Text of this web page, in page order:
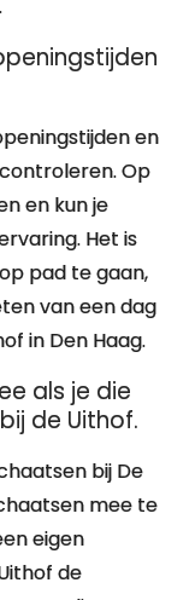
en
Op
en kun je
Het is
pad te gaan,
van een dag
in Den Haag.
als je die
de Uithof.
bij De
mee te
eigen
de